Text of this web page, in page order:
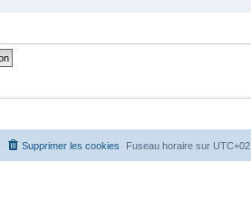
Fuseau horaire sur
Supprimer les cookies